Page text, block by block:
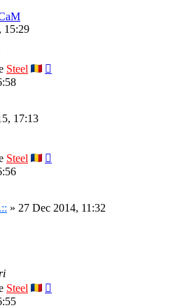
15:29
Steel
17:13
Steel
» 27 Dec 2014, 11:32
Steel